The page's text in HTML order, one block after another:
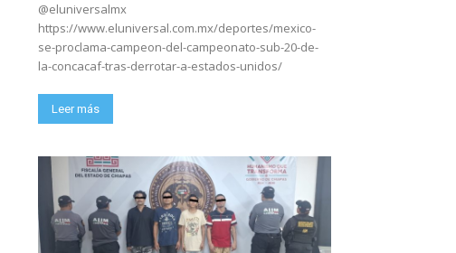
@eluniversalmx
https://www.eluniversal.com.mx/deportes/mexico-
se-proclama-campeon-del-campeonato-sub-20-de-
la-concacaf-tras-derrotar-a-estados-unidos/
Leer más